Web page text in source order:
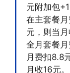
元附加包
在主套餐
元，则当
全月套餐
月费扣8.8
月收16元。